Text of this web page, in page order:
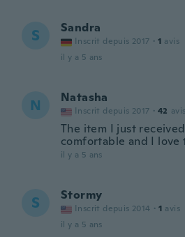
S Sandra
Inscrit depuis 2017 · 1 avis
il y a 5 ans
N Natasha
Inscrit depuis 2017 · 42 avis
The item I just
comfortable and I love
il y a 5 ans
S Stormy
Inscrit depuis 2014 · 1 avis
il y a 5 ans